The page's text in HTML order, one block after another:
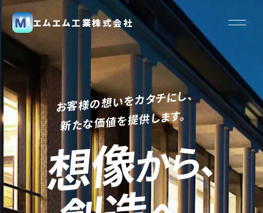
エムエム工業株式会社
お客様の想いをカタチにし、
新たな価値を提供します。
想像から、